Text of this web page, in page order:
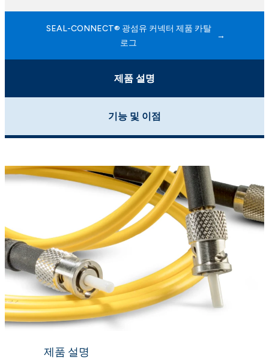
SEAL-CONNECT® 광섬유 커넥터 제품 카탈
로그
제품 설명
기능 및 이점
제품 설명